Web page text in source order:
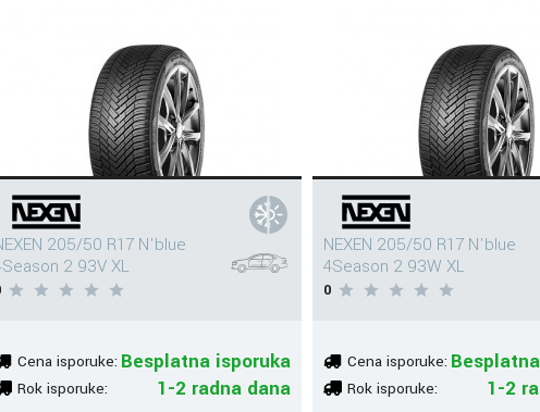
205/50 R17 N'blue
2 93V XL
Cena isporuke: Besplatna isporuka
Rok isporuke: 1-2 radna dana
NEXEN 205/50 R17 N'blue
4Season 2 93W XL
0
Cena isporuke:
Rok isporuke: 1-2